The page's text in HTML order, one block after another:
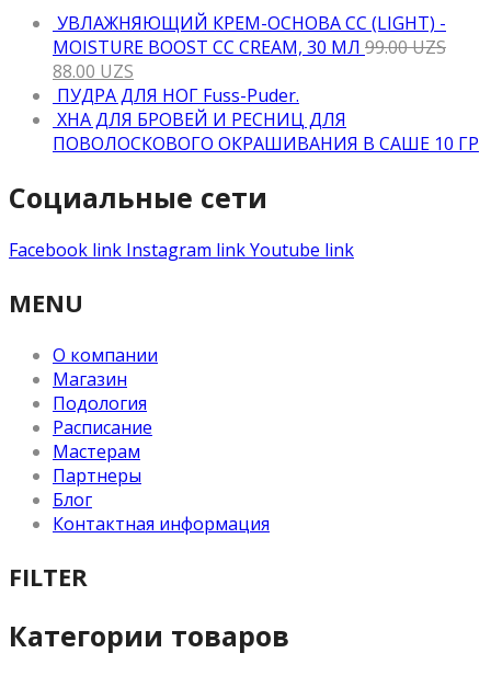
УВЛАЖНЯЮЩИЙ КРЕМ-ОСНОВА CC (LIGHT) -
MOISTURE BOOST CC CREAM, 30 МЛ 99.00UZS
88.00 UZS
ПУДРА ДЛЯ НОГ Fuss-Puder.
ХНА ДЛЯ БРОВЕЙ И РЕСНИЦ ДЛЯ
ПОВОЛОСКОВОГО ОКРАШИВАНИЯ В САШЕ 10 ГР
Социальные сети
Facebook link Instagram linkYoutube link
MENU
О компании
Магазин
Подология
Расписание
Мастерам
Партнеры
Блог
Контактная информация
FILTER
Категории товаров